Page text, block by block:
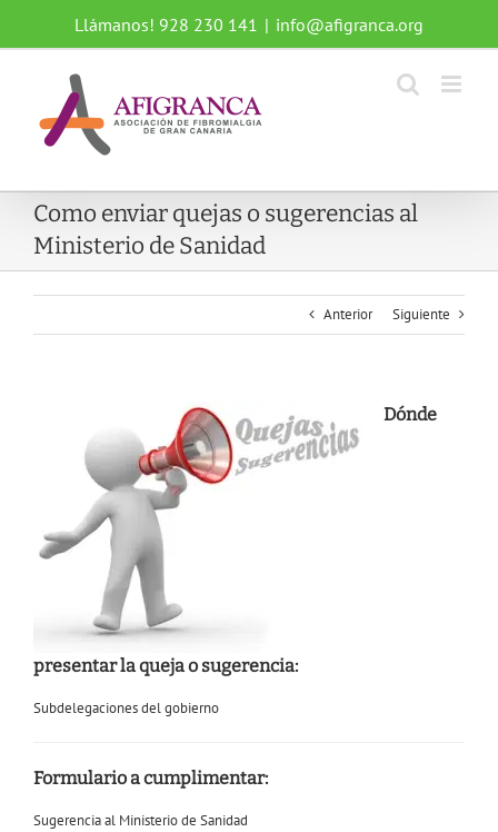
contenido
Llámanos! 928 230 141 | info@afigranca.org
Como enviar quejas o sugerencias al
Ministerio de Sanidad
Anterior Siguiente
Dónde
presentar la queja o sugerencia:
Subdelegaciones del gobierno
Formulario a cumplimentar:
Sugerencia al Ministerio de Sanidad